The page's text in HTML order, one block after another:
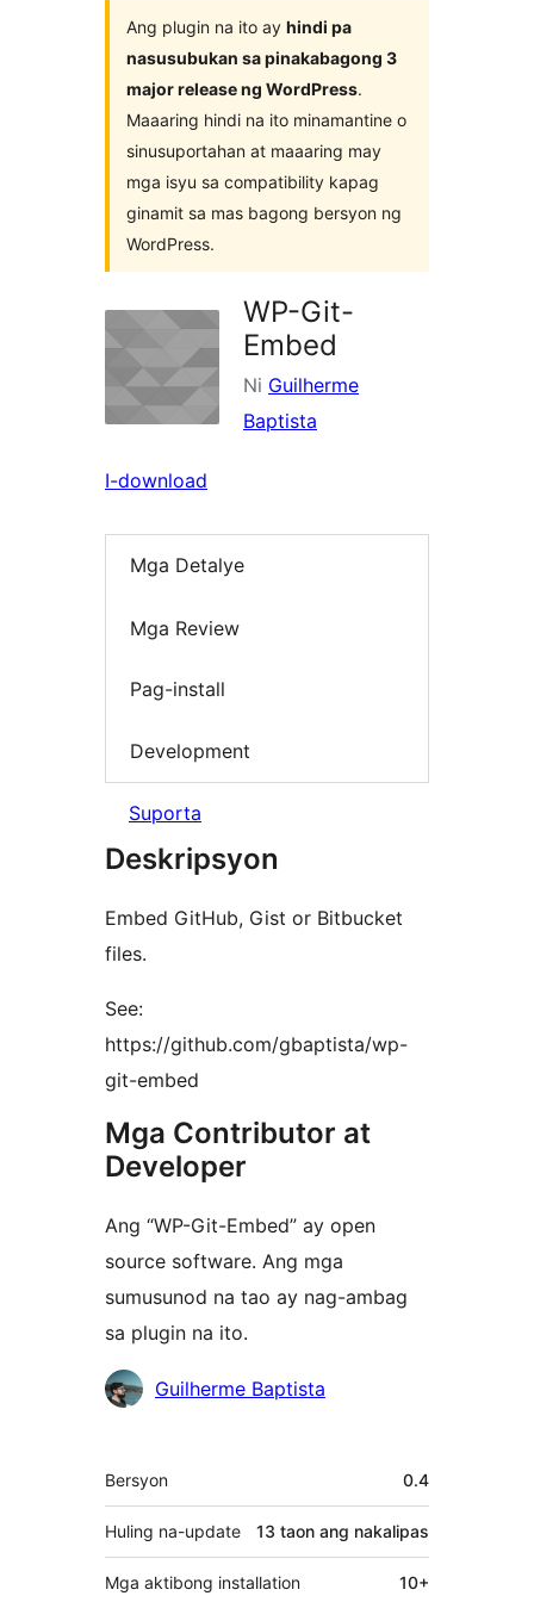
plugin
Ang plugin na ito ay hindi pa
nasusubukan sa pinakabagong 3
major release ng WordPress.
Maaaring hindi na ito minamantine o
sinusuportahan at maaaring may
mga isyu sa compatibility kapag
ginamit sa mas bagong bersyon ng
WordPress.
WP-Git-
Embed
Ni Guilherme
Baptista
I-download
Mga Detalye
Mga Review
Pag-install
Development
Suporta
Deskripsyon
Embed GitHub, Gist or Bitbucket
files.
See:
https://github.com/gbaptista/wp-
git-embed
Mga Contributor at
Developer
Ang “WP-Git-Embed” ay open
source software. Ang mga
sumusunod na tao ay nag-ambag
sa plugin na ito.
Mga Guilherme Baptista
Meta
Bersyon 0.4
Huling na-update 13 taon ang nakalipas
Mga aktibong installation 10+